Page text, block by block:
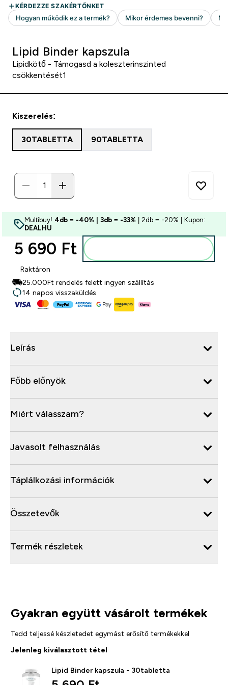
Lipid Binder kapszula
Lipidkötő - Támogasd a koleszterinszinted
csökkentését1
Kiszerelés:
30TABLETTA 90TABLETTA
Multibuy! 4db = -40% | 3db = -33% | 2db = -20% | Kupon:
DEALHU
5 690 Ft‎
Raktáron
25.000Ft rendelés felett ingyen szállítás
14 napos visszaküldés
Leírás
Főbb előnyök
Miért válasszam?
Javasolt felhasználás
Táplálkozási információk
Összetevők
Termék részletek
Gyakran együtt vásárolt termékek
Tedd teljessé készletedet egymást erősítő termékekkel
Jelenleg kiválasztott tétel
Lipid Binder kapszula - 30tabletta